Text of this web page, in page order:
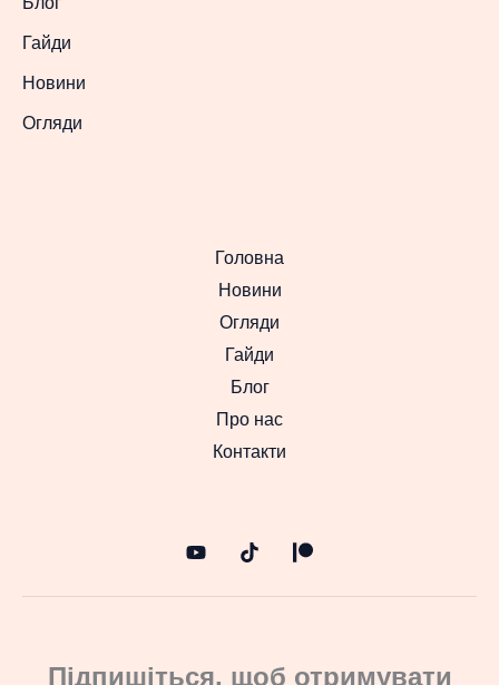
Гайди
Новини
Огляди
Головна
Новини
Огляди
Гайди
Блог
Про нас
Контакти
Підпишіться, щоб отримувати